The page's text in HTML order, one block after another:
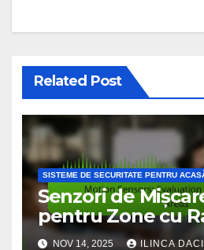
Related Post
SISTEME DE SECURITATE PENTRU
Senzori de
pentru Zone cu
a Infracționalității
NOV 14, 2025 ILINCA